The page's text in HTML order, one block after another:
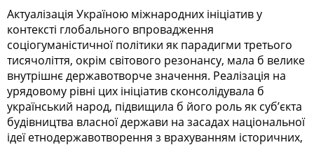
Актуалізація Україною міжнародних ініціатив у
контексті глобального впровадження
соціогуманістичної політики як парадигми третього
тисячоліття, окрім світового резонансу, мала б велике
внутрішнє державотворче значення. Реалізація на
урядовому рівні цих ініціатив сконсолідувала б
український народ, підвищила б його роль як суб’єкта
будівництва власної держави на засадах національної
ідеї етнодержавотворення з врахуванням історичних,